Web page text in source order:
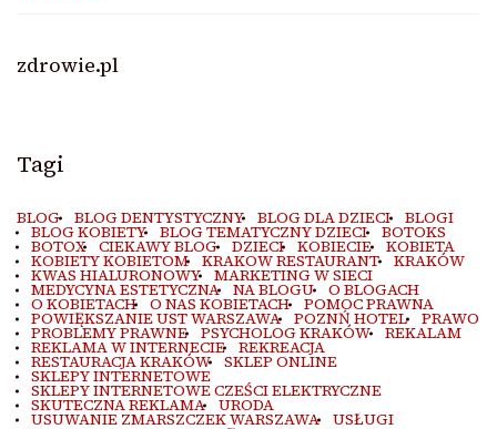
zdrowie.pl
Tagi
BLOG BLOG DENTYSTYCZNY BLOG DLA DZIECI BLOGI
BLOG KOBIETY BLOG TEMATYCZNY DZIECI BOTOKS
BOTOX CIEKAWY BLOG DZIECI KOBIECIE KOBIETA
KOBIETY KOBIETOM KRAKOW RESTAURANT KRAKÓW
KWAS HIALURONOWY MARKETING W SIECI
MEDYCYNA ESTETYCZNA NA BLOGU O BLOGACH
O KOBIETACH O NAS KOBIETACH POMOC PRAWNA
POWIĘKSZANIE UST WARSZAWA POZNŃ HOTEL PRAWO
PROBLEMY PRAWNE PSYCHOLOG KRAKÓW REKALAM
REKLAMA W INTERNECIE REKREACJA
RESTAURACJA KRAKÓW SKLEP ONLINE
SKLEPY INTERNETOWE
SKLEPY INTERNETOWE CZEŚCI ELEKTRYCZNE
SKUTECZNA REKLAMA URODA
USUWANIE ZMARSZCZEK WARSZAWA USŁUGI